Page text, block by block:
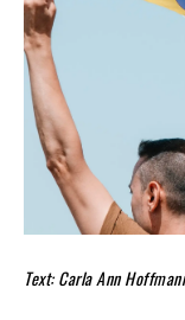
Text: Carla Ann